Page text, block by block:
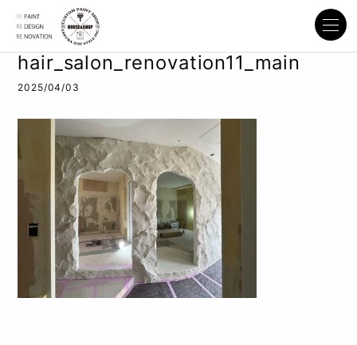
hair_salon_renovation11_main
2025/04/03